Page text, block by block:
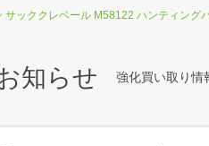
サッククレベール M58122 ハンティン
知らせ 強化買い取り情